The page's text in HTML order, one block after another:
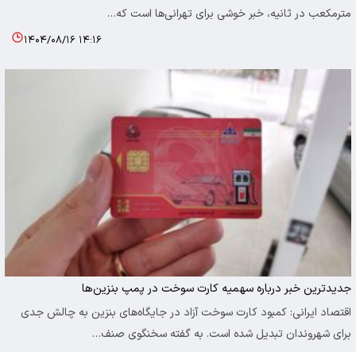
مترمکعب در ثانیه، خبر خوشی برای تهرانی‌ها است که…
۱۴۰۴/۰۸/۱۶ ۱۴:۱۶
جدیدترین خبر درباره سهمیه کارت سوخت در پمپ بنزین‌ها
اقتصاد ایرانی: کمبود کارت سوخت آزاد در جایگاه‌های بنزین به چالش جدی
برای شهروندان تبدیل شده است. به گفته سخنگوی صنف…